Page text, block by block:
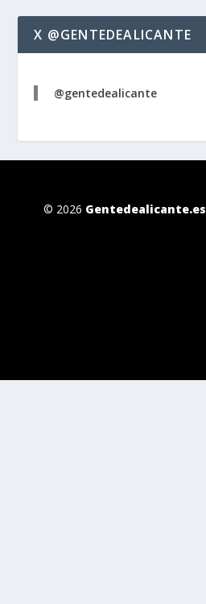
X @GENTEDEALICANTE
@gentedealicante
© 2026 Gentedealicante.es